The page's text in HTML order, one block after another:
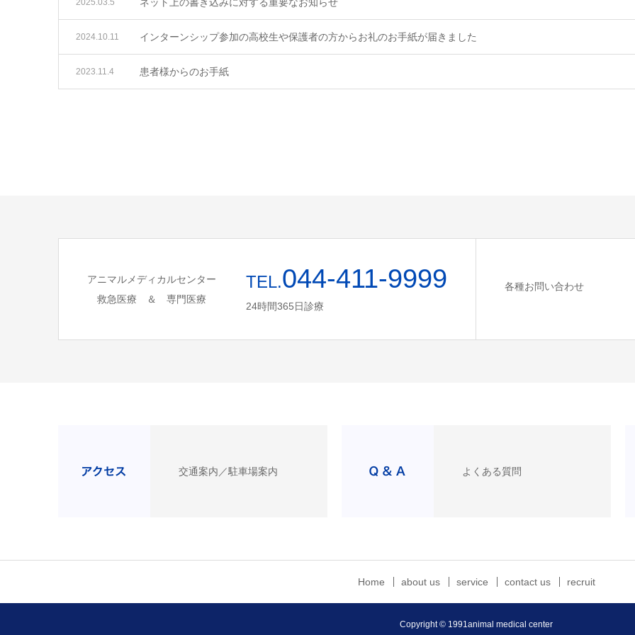
インターンシップ参加の高校生や保護者の方からお礼のお手紙が届きました
2024.10.11
患者様からのお手紙
2023.11.4
アニマルメディカルセンター
救急医療 ＆ 専門医療
TEL.044-411-9999
24時間365日診療
各種お問い合わせ
交通案内／駐車場案内 よくある質問
Home about us service contact us recruit
Copyright © 1991animal medical center